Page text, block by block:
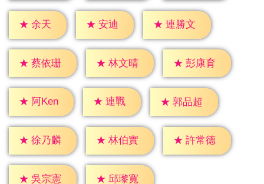
★ 余天 ★ 安迪 ★ 連勝文
★ 蔡依珊 ★ 林文晴 ★ 彭康育
★ 阿Ken ★ 連戰 ★ 郭品超
★ 徐乃麟 ★ 林伯實 ★ 許常德
★ 吳宗憲 ★ 邱瓈寬